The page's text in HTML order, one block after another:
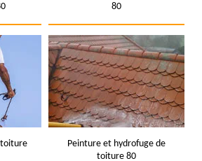
80
Peinture et hydrofuge de
toiture 80